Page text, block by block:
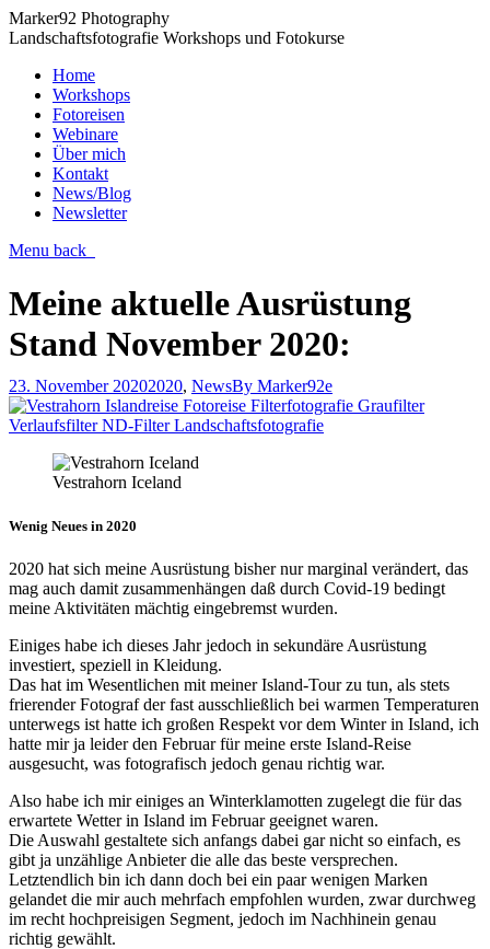
Marker92 Photography
Landschaftsfotografie Workshops und Fotokurse
Home
Workshops
Fotoreisen
Webinare
Über mich
Kontakt
News/Blog
Newsletter
Menu back
Meine aktuelle Ausrüstung
Stand November 2020:
23. November 20202020, NewsBy Marker92e
Vestrahorn Iceland
Wenig Neues in 2020
2020 hat sich meine Ausrüstung bisher nur marginal verändert, das
mag auch damit zusammenhängen daß durch Covid-19 bedingt
meine Aktivitäten mächtig eingebremst wurden.
Einiges habe ich dieses Jahr jedoch in sekundäre Ausrüstung
investiert, speziell in Kleidung.
Das hat im Wesentlichen mit meiner Island-Tour zu tun, als stets
frierender Fotograf der fast ausschließlich bei warmen Temperaturen
unterwegs ist hatte ich großen Respekt vor dem Winter in Island, ich
hatte mir ja leider den Februar für meine erste Island-Reise
ausgesucht, was fotografisch jedoch genau richtig war.
Also habe ich mir einiges an Winterklamotten zugelegt die für das
erwartete Wetter in Island im Februar geeignet waren.
Die Auswahl gestaltete sich anfangs dabei gar nicht so einfach, es
gibt ja unzählige Anbieter die alle das beste versprechen.
Letztendlich bin ich dann doch bei ein paar wenigen Marken
gelandet die mir auch mehrfach empfohlen wurden, zwar durchweg
im recht hochpreisigen Segment, jedoch im Nachhinein genau
richtig gewählt.